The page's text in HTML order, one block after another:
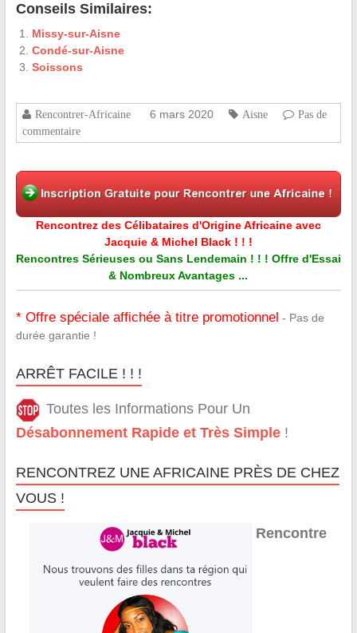
Conseils Similaires:
Missy-sur-Aisne
Condé-sur-Aisne
Soissons
Rencontrer-Africaine 6 mars 2020 Aisne
Pas de
commentaire
Rencontrez des Célibataires d'Origine Africaine avec
Jacquie & Michel Black ! ! !
Rencontres Sérieuses ou Sans Lendemain ! ! ! Offre d'Essai
& Nombreux Avantages ...
* Offre spéciale affichée à titre promotionnel - Pas de
durée garantie !
ARRÊT FACILE ! ! !
Toutes les Informations Pour Un
Désabonnement Rapide et Très Simple!
RENCONTREZ UNE AFRICAINE PRÈS DE CHEZ
VOUS !
Rencontre